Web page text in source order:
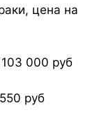
цена на
000 руб
руб